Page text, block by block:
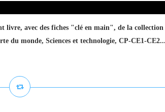
livre, avec des fiches "clé en main", de la collection
du monde, Sciences et technologie, CP-CE1-CE2...